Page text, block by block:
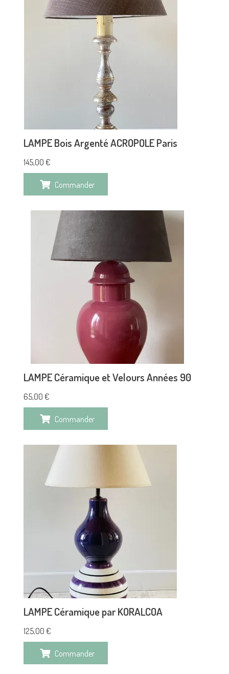
LAMPE Bois Argenté ACROPOLE Paris
145,00 €
Commander
LAMPE Céramique et Velours Années 90
65,00 €
Commander
LAMPE Céramique par KORALCOA
125,00 €
Commander